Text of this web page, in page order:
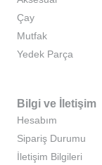
Çay
Mutfak
Yedek Parça
Bilgi ve İletişim
Hesabım
Sipariş Durumu
İletişim Bilgileri